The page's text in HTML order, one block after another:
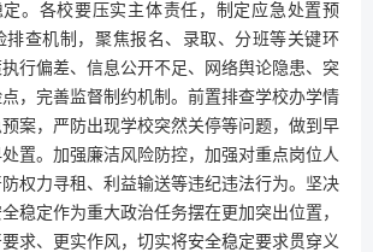
。各校要压实主体责任，制定应急处置预
排查机制，聚焦报名、录取、分班等关键环
行偏差、信息公开不足、网络舆论隐患、突
，完善监督制约机制。前置排查学校办学情
案，严防出现学校突然关停等问题，做到早
置。加强廉洁风险防控，加强对重点岗位人
权力寻租、利益输送等违纪违法行为。坚决
稳定作为重大政治任务摆在更加突出位置，
求、更实作风，切实将安全稳定要求贯穿义